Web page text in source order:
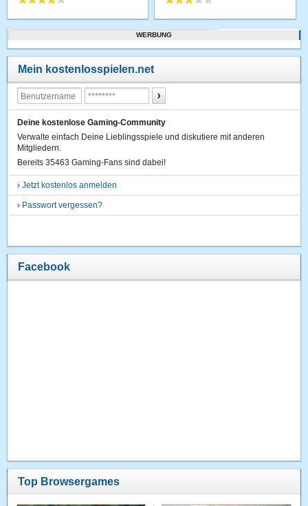
WERBUNG
Mein kostenlosspielen.net
Deine kostenlose Gaming-Community
Verwalte einfach Deine Lieblingsspiele und diskutiere mit anderen
Mitgliedern.
Bereits 35463 Gaming-Fans sind dabei!
›Jetzt kostenlos anmelden
› Passwort vergessen?
Facebook
Top Browsergames